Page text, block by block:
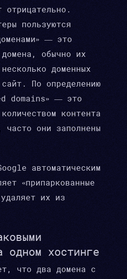
отрицательно.
пользуются
— это
домена, обычно их
доменных
По определению
domains» — это
контента
часто они заполнены
автоматическим
«припаркованные
их из
одном хостинге
что два домена с